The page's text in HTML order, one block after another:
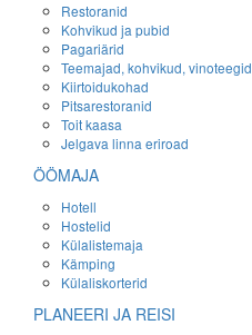
Restoranid
Kohvikud ja pubid
Pagariärid
Teemajad, kohvikud, vinoteegid
Kiirtoidukohad
Pitsarestoranid
Toit kaasa
Jelgava linna eriroad
ÖÖMAJA
Hotell
Hostelid
Külalistemaja
Kämping
Külaliskorterid
PLANEERI JA REISI